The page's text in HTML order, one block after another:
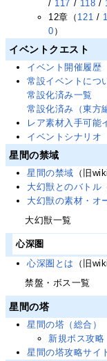
/ 117 / 118 /
12章（ 121 /
0 ）
イベントクエスト
イベント開催履歴
常設イベントにつ
常設化済み一覧
常設化済み（東方
レア素材入手可能
イベントシナリオ
星間の禁域
星間の禁域 （旧
大幻獣とのバトル
大幻獣の素材・オ
大幻獣一覧
心深圏
心深圏とは
（旧
禁盤・ボス一覧
星間の塔
星間の塔（総合）
新規ボス攻略
星間の塔攻略サイ